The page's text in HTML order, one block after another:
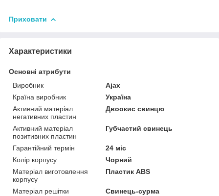
Приховати
Характеристики
Основні атрибути
Виробник
Ajax
Країна виробник
Україна
Активний матеріал
негативних пластин
Двоокис свинцю
Активний матеріал
позитивних пластин
Губчастий свинець
Гарантійний термін
24 міс
Колір корпусу
Чорний
Матеріал виготовлення
корпусу
Пластик ABS
Матеріал решітки
Свинець-сурма